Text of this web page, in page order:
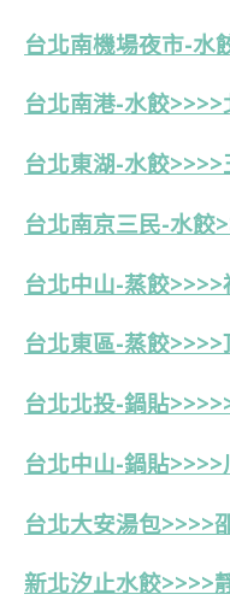
台北南機場夜市-水
台北南港-水餃
台北東湖-水餃
台北南京三民-水餃
台北中山-蒸餃
台北東區-蒸餃
台北北投-鍋貼
台北中山-鍋貼
台北大安湯包>>>>
新北汐止水餃>>>>